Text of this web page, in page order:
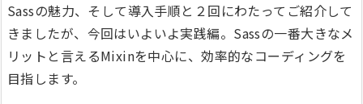
Sassの魅力、そして導入手順と２回にわたってご紹介して
きましたが、今回はいよいよ実践編。Sassの一番大きなメ
リットと言えるMixinを中心に、効率的なコーディングを
目指します。